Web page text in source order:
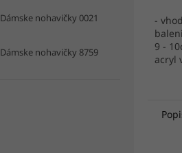
Dámske nohavičky 0021
Dámske nohavičky 8759
-
9 -
acryl